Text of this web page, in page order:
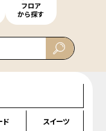
フロア
から探す
ド スイーツ